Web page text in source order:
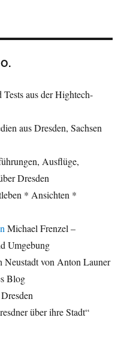
aus der Hightech-
aus Dresden, Sachsen
Ausflüge,
Dresden
* Ansichten *
Michael Frenzel –
Umgebung
Neustadt von Anton Launer
Blog
über ihre Stadt“